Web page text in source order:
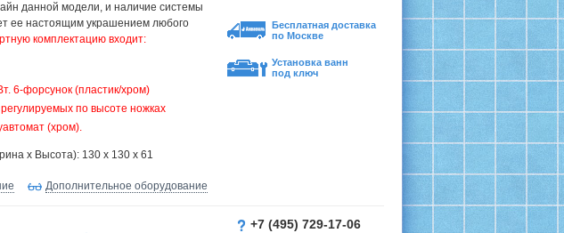
данной модели, и наличие системы
ее настоящим украшением любого
комплектацию входит:
6-форсунок (пластик/хром)
по высоте ножках
(хром).
х Высота): 130 x 130 x 61
Бесплатная доставка
по Москве
Установка ванн
под ключ
Дополнительное оборудование
+7 (495) 729-17-06